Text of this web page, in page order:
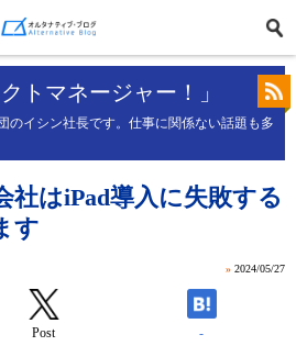
トマネージャー！」
のイシン社長です。仕事に関係ない話題も多
社はiPad導入に失敗する
す
» 2024/05/27
Post -